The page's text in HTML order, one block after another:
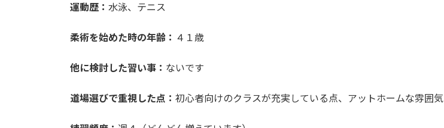
運動歴： 水泳、テニス
柔術を始めた時の年齢： ４１歳
他に検討した習い事： ないです
道場選びで重視した点： 初心者向けのクラスが充実している点、アットホームな雰囲気